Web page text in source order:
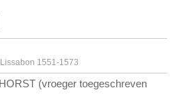
1551-1573
(vroeger toegeschreven